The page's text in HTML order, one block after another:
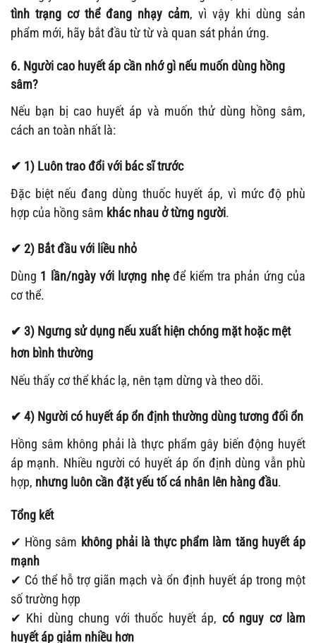
tình trạng cơ thể đang nhạy cảm, vì vậy khi dùng sản
phẩm mới, hãy bắt đầu từ từ và quan sát phản ứng.
6. Người cao huyết áp cần nhớ gì nếu muốn dùng hồng
sâm?
Nếu bạn bị cao huyết áp và muốn thử dùng hồng sâm,
cách an toàn nhất là:
✔ 1) Luôn trao đổi với bác sĩ trước
Đặc biệt nếu đang dùng thuốc huyết áp, vì mức độ phù
hợp của hồng sâm khác nhau ở từng người.
✔ 2) Bắt đầu với liều nhỏ
Dùng 1 lần/ngày với lượng nhẹđể kiểm tra phản ứng của
cơ thể.
✔ 3) Ngưng sử dụng nếu xuất hiện chóng mặt hoặc mệt
hơn bình thường
Nếu thấy cơ thể khác lạ, nên tạm dừng và theo dõi.
✔ 4) Người có huyết áp ổn định thường dùng tương đối ổn
Hồng sâm không phải là thực phẩm gây biến động huyết
áp mạnh. Nhiều người có huyết áp ổn định dùng vẫn phù
hợp, nhưng luôn cần đặt yếu tố cá nhân lên hàng đầu.
Tổng kết
✔ Hồng sâm không phải là thực phẩm làm tăng huyết áp
mạnh
✔ Có thể hỗ trợ giãn mạch và ổn định huyết áp trong một
số trường hợp
✔ Khi dùng chung với thuốc huyết áp, có nguy cơ làm
huyết áp giảm nhiều hơn